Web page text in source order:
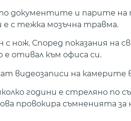
документите и парите на
с тежка мозъчна травма.
нож. Според показания на
отивал към офиса си.
видеозаписи на камерите
години е стреляно по
провокира съмненията за